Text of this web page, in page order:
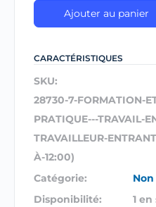
Ajouter au panier
CARACTÉRISTIQUES
SKU:
28730-7-FORMATION-
PRATIQUE---TRAVAIL-
TRAVAILLEUR-
À-12:00)
Catégorie:
Non
Disponibilité:
1